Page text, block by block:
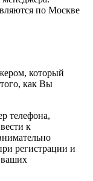
по Москве
который
того, как Вы
телефона,
к
регистрации и
ваших